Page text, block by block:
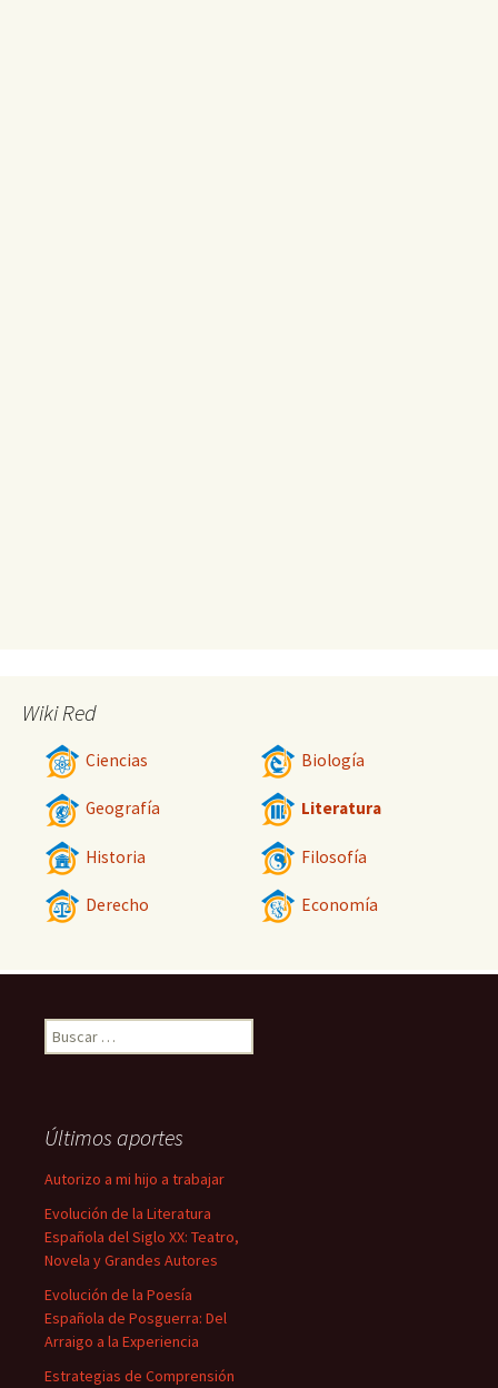
Wiki Red
Ciencias Biología
Geografía Literatura
Historia Filosofía
Derecho Economía
Buscar:
Últimos aportes
Autorizo a mi hijo a trabajar
Evolución de la Literatura
Española del Siglo XX: Teatro,
Novela y Grandes Autores
Evolución de la Poesía
Española de Posguerra: Del
Arraigo a la Experiencia
Estrategias de Comprensión